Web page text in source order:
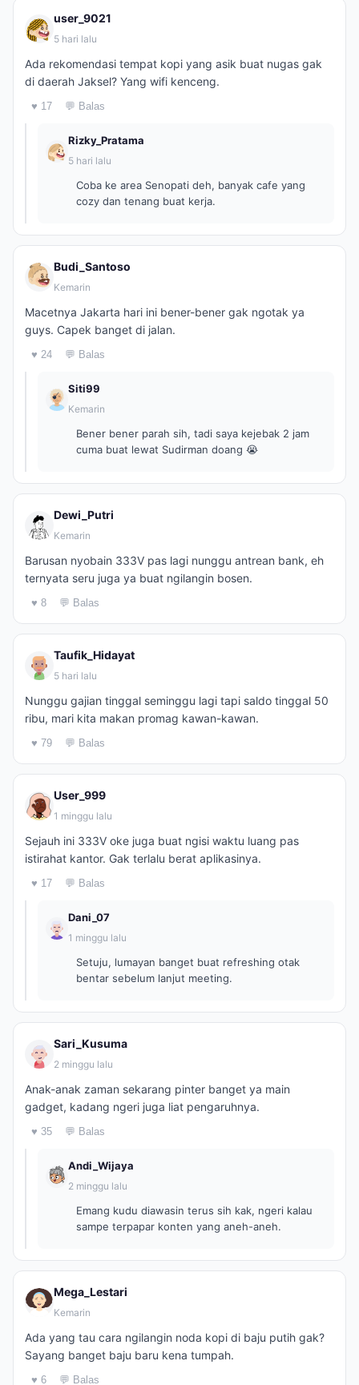
user_9021
5 hari lalu
Ada rekomendasi tempat kopi yang asik buat nugas gak
di daerah Jaksel? Yang wifi kenceng.
♥ 17 💬 Balas
Rizky_Pratama
5 hari lalu
Coba ke area Senopati deh, banyak cafe yang
cozy dan tenang buat kerja.
Budi_Santoso
Kemarin
Macetnya Jakarta hari ini bener-bener gak ngotak ya
guys. Capek banget di jalan.
♥ 24 💬 Balas
Siti99
Kemarin
Bener bener parah sih, tadi saya kejebak 2 jam
cuma buat lewat Sudirman doang 😭
Dewi_Putri
Kemarin
Barusan nyobain 333V pas lagi nunggu antrean bank, eh
ternyata seru juga ya buat ngilangin bosen.
♥ 8 💬 Balas
Taufik_Hidayat
5 hari lalu
Nunggu gajian tinggal seminggu lagi tapi saldo tinggal 50
ribu, mari kita makan promag kawan-kawan.
♥ 79 💬 Balas
User_999
1 minggu lalu
Sejauh ini 333V oke juga buat ngisi waktu luang pas
istirahat kantor. Gak terlalu berat aplikasinya.
♥ 17 💬 Balas
Dani_07
1 minggu lalu
Setuju, lumayan banget buat refreshing otak
bentar sebelum lanjut meeting.
Sari_Kusuma
2 minggu lalu
Anak-anak zaman sekarang pinter banget ya main
gadget, kadang ngeri juga liat pengaruhnya.
♥ 35 💬 Balas
Andi_Wijaya
2 minggu lalu
Emang kudu diawasin terus sih kak, ngeri kalau
sampe terpapar konten yang aneh-aneh.
Mega_Lestari
Kemarin
Ada yang tau cara ngilangin noda kopi di baju putih gak?
Sayang banget baju baru kena tumpah.
♥ 6 💬 Balas